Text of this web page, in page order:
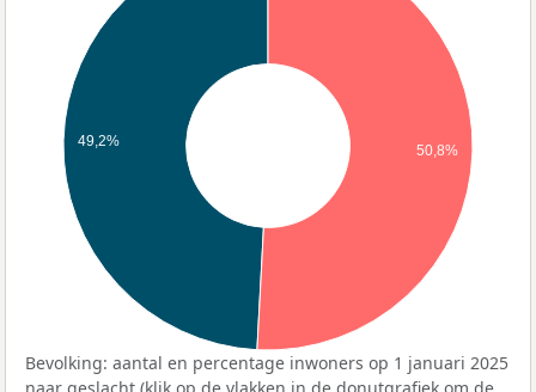
49,2%
50,8%
Bevolking: aantal en percentage inwoners op 1 januari 2025